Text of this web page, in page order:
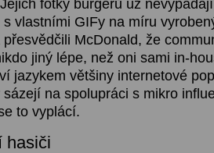
fotky burgerů už
s vlastními GIFy na míru
McDonald, že
jiný lépe, než oni sami in-
jazykem většiny internetové
na spolupráci s mikro
to vyplácí.
hasiči